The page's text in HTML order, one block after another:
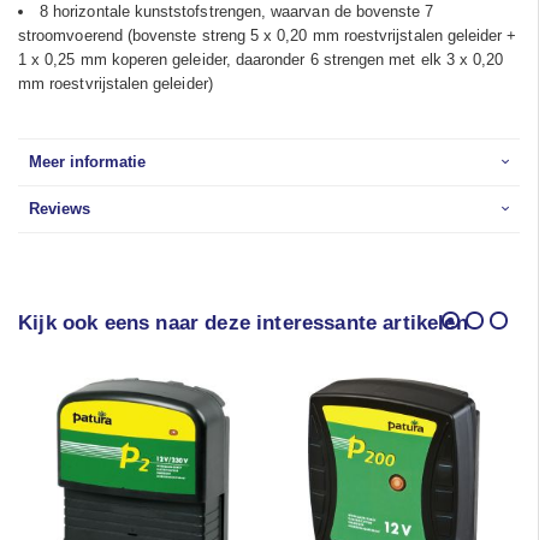
8 horizontale kunststofstrengen, waarvan de bovenste 7
stroomvoerend (bovenste streng 5 x 0,20 mm roestvrijstalen geleider +
1 x 0,25 mm koperen geleider, daaronder 6 strengen met elk 3 x 0,20
mm roestvrijstalen geleider)
Meer informatie
Reviews
Kijk ook eens naar deze interessante artikelen